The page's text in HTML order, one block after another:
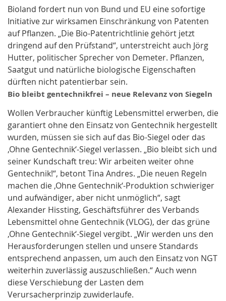
Bioland fordert nun von Bund und EU eine sofortige
Initiative zur wirksamen Einschränkung von Patenten
auf Pflanzen. „Die Bio-Patentrichtlinie gehört jetzt
dringend auf den Prüfstand“, unterstreicht auch Jörg
Hutter, politischer Sprecher von Demeter. Pflanzen,
Saatgut und natürliche biologische Eigenschaften
dürften nicht patentierbar sein.
Bio bleibt gentechnikfrei – neue Relevanz von Siegeln
Wollen Verbraucher künftig Lebensmittel erwerben, die
garantiert ohne den Einsatz von Gentechnik hergestellt
wurden, müssen sie sich auf das Bio-Siegel oder das
‚Ohne Gentechnik‘-Siegel verlassen. „Bio bleibt sich und
seiner Kundschaft treu: Wir arbeiten weiter ohne
Gentechnik!“, betont Tina Andres. „Die neuen Regeln
machen die ‚Ohne Gentechnik‘-Produktion schwieriger
und aufwändiger, aber nicht unmöglich“, sagt
Alexander Hissting, Geschäftsführer des Verbands
Lebensmittel ohne Gentechnik (VLOG), der das grüne
‚Ohne Gentechnik‘-Siegel vergibt. „Wir werden uns den
Herausforderungen stellen und unsere Standards
entsprechend anpassen, um auch den Einsatz von NGT
weiterhin zuverlässig auszuschließen.“ Auch wenn
diese Verschiebung der Lasten dem
Verursacherprinzip zuwiderlaufe.